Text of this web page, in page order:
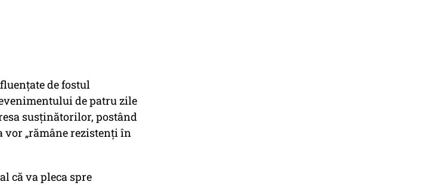
de fostul
de patru zile
susținătorilor, postând
vor „rămâne rezistenți în
că va pleca spre